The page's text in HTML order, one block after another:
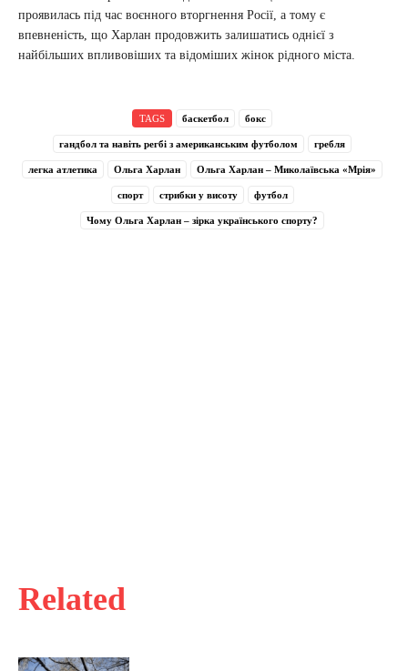
Related
проявилась під час воєнного вторгнення Росії, а тому є
впевненість, що Харлан продовжить залишатись однієї з
найбільших впливовіших та відоміших жінок рідного міста.
TAGS баскетбол бокс
гандбол та навіть регбі з американським футболом гребля
легка атлетика Ольга Харлан Ольга Харлан – Миколаївська «Мрія»
спорт стрибки у висоту футбол
Чому Ольга Харлан – зірка українського спорту?